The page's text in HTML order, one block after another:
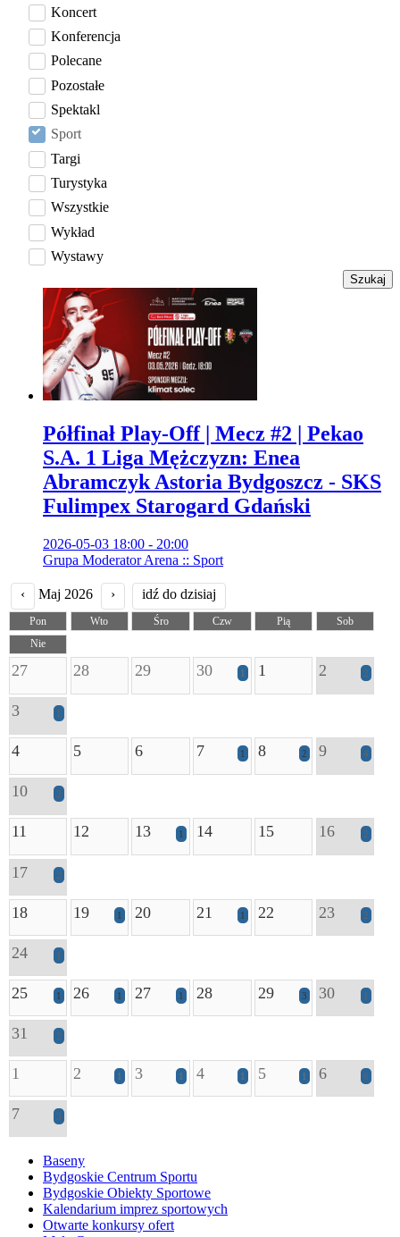
Koncert
Konferencja
Polecane
Pozostałe
Spektakl
Sport
Targi
Turystyka
Wszystkie
Wykład
Wystawy
Szukaj
Półfinał Play-Off | Mecz #2 | Pekao
S.A. 1 Liga Mężczyzn: Enea
Abramczyk Astoria Bydgoszcz - SKS
Fulimpex Starogard Gdański
2026-05-03 18:00 - 20:00
Grupa Moderator Arena :: Sport
‹ Maj 2026 › idź do dzisiaj
Pon Wto Śro Czw Pią
Sob
Nie
27 28 29 30 1 1 2 2
3 1
4 5 6 7 1 8 2 9 4
10 2
11 12 13 1 14 15 16 2
17 2
18 19 1 20 21 1 22 23 2
24 1
25 1 26 1 27 1 28 29 3 30 1
31 2
1 2 1 3 1 4 1 5 1 6 6
7 3
Baseny
Bydgoskie Centrum Sportu
Bydgoskie Obiekty Sportowe
Kalendarium imprez sportowych
Otwarte konkursy ofert